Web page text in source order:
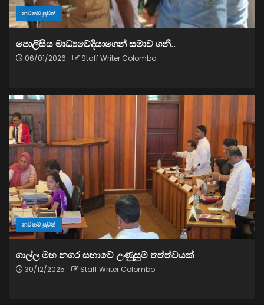
නවතම පුවත්
පොලිසිය මාධ්‍යවේදියාගෙන් සමාව ගනී..
06/01/2026 Staff Writer Colombo
නවතම පුවත්
ගාල්ල මහ නගර සභාවේ උණුසුම් තත්ත්වයක්
30/12/2025 Staff Writer Colombo